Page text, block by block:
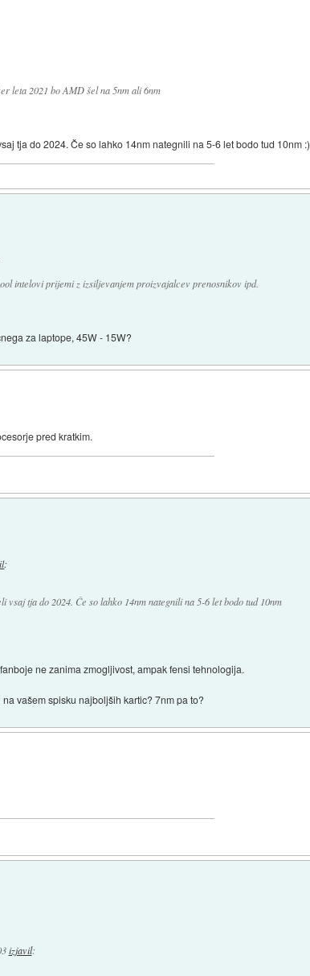
leta 2021 bo AMD šel na 5nm ali 6nm
tja do 2024. Če so lahko 14nm nategnili na 5-6 let bodo tud 10nm :)
intelovi prijemi z izsiljevanjem proizvajalcev prenosnikov ipd.
za laptope, 45W - 15W?
pred kratkim.
:
vsaj tja do 2024. Če so lahko 14nm nategnili na 5-6 let bodo tud 10nm
ne zanima zmogljivost, ampak fensi tehnologija.
vašem spisku najboljših kartic? 7nm pa to?
izjavil: